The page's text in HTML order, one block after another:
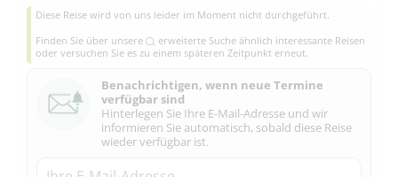
Diese Reise wird von uns leider im Moment nicht durchgeführt.
Finden Sie über unsere
erweiterte Suche ähnlich interessante Reisen
oder versuchen Sie es zu einem späteren Zeitpunkt erneut.
Benachrichtigen, wenn neue Termine
verfügbar sind
Hinterlegen Sie Ihre E-Mail-Adresse und wir
informieren Sie automatisch, sobald diese Reise
wieder verfügbar ist.